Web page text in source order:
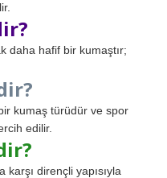
daha hafif bir kumaştır;
kumaş türüdür ve spor
edilir.
karşı dirençli yapısıyla